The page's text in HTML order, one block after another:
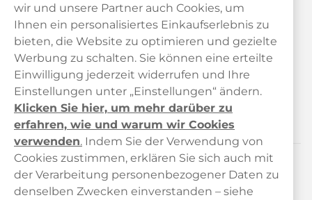
Kontaktiere uns!
Kundendienst
Links
Über uns
wir und unsere Partner auch Cookies, um
Ihnen ein personalisiertes Einkaufserlebnis zu
bieten, die Website zu optimieren und gezielte
Werbung zu schalten. Sie können eine erteilte
Einwilligung jederzeit widerrufen und Ihre
Einstellungen unter „Einstellungen“ ändern.
Klicken Sie hier, um mehr darüber zu
erfahren, wie und warum wir Cookies
verwenden. Indem Sie der Verwendung von
Cookies zustimmen, erklären Sie sich auch mit
der Verarbeitung personenbezogener Daten zu
denselben Zwecken einverstanden – siehe